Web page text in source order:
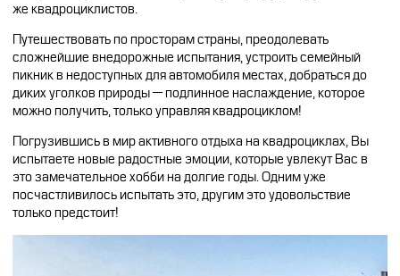
же квадроциклистов.
Путешествовать по просторам страны, преодолевать
сложнейшие внедорожные испытания, устроить семейный
пикник в недоступных для автомобиля местах, добраться до
диких уголков природы — подлинное наслаждение, которое
можно получить, только управляя квадроциклом!
Погрузившись в мир активного отдыха на квадроциклах, Вы
испытаете новые радостные эмоции, которые увлекут Вас в
это замечательное хобби на долгие годы. Одним уже
посчастливилось испытать это, другим это удовольствие
только предстоит!